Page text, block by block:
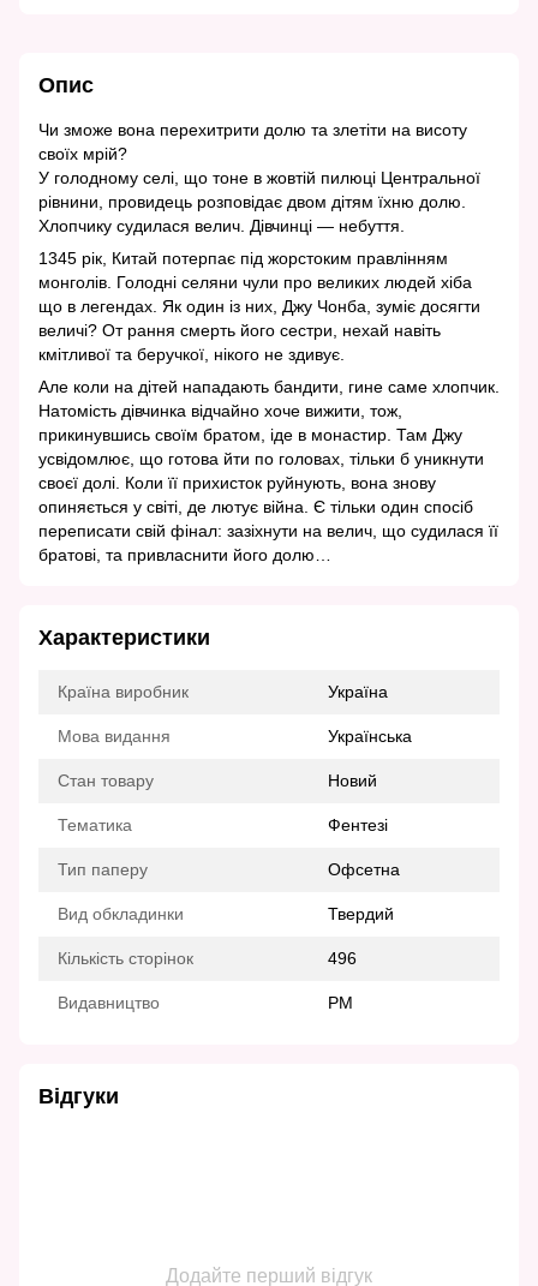
Опис
Чи зможе вона перехитрити долю та злетіти на висоту
своїх мрій?
У голодному селі, що тоне в жовтій пилюці Центральної
рівнини, провидець розповідає двом дітям їхню долю.
Хлопчику судилася велич. Дівчинці — небуття.
1345 рік, Китай потерпає під жорстоким правлінням
монголів. Голодні селяни чули про великих людей хіба
що в легендах. Як один із них, Джу Чонба, зуміє досягти
величі? От рання смерть його сестри, нехай навіть
кмітливої та беручкої, нікого не здивує.
Але коли на дітей нападають бандити, гине саме хлопчик.
Натомість дівчинка відчайно хоче вижити, тож,
прикинувшись своїм братом, іде в монастир. Там Джу
усвідомлює, що готова йти по головах, тільки б уникнути
своєї долі. Коли її прихисток руйнують, вона знову
опиняється у світі, де лютує війна. Є тільки один спосіб
переписати свій фінал: зазіхнути на велич, що судилася її
братові, та привласнити його долю…
Характеристики
Країна виробник Україна
Мова видання Українська
Стан товару Новий
Тематика Фентезі
Тип паперу Офсетна
Вид обкладинки Твердий
Кількість сторінок 496
Видавництво РМ
Відгуки
Додайте перший відгук